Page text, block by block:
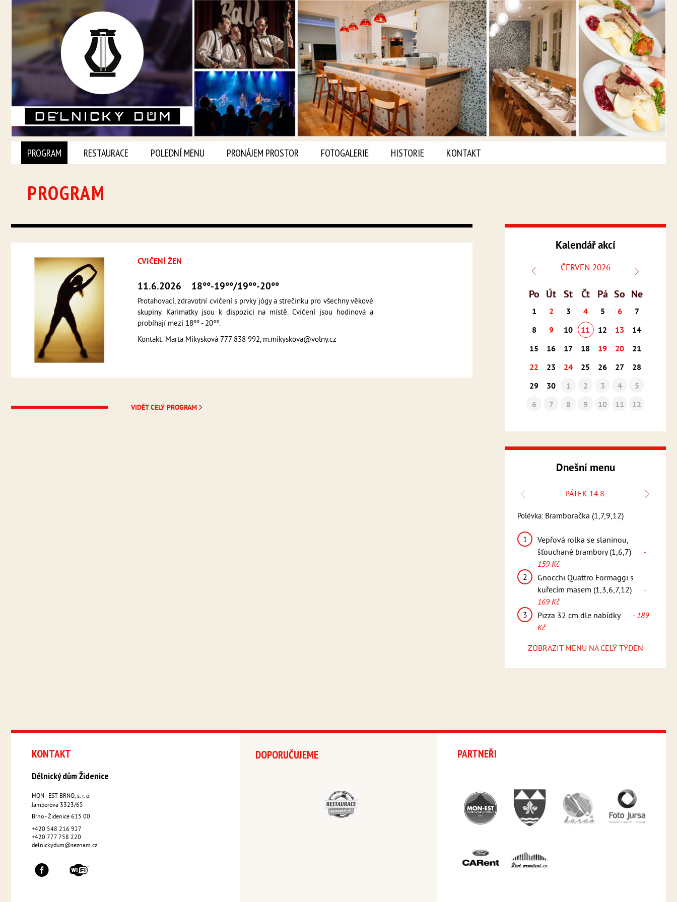
PROGRAM RESTAURACE POLEDNÍ MENU PRONÁJEM PROSTOR FOTOGALERIE HISTORIE KONTAKT
PROGRAM
CVIČENÍ ŽEN
11.6.2026 18°°-19°°/19°°-20°°
Protahovací, zdravotní cvičení s prvky jógy a strečinku pro všechny věkové
skupiny. Karimatky jsou k dispozici na místě. Cvičení jsou hodinová a
probíhají mezi 18°° - 20°°.
Kontakt: Marta Mikysková 777 838 992, m.mikyskova@volny.cz
VIDĚT CELÝ PROGRAM
Kalendář akcí
ČERVEN 2026
Po Út St Čt Pá So Ne
1 2 3 4 5 6
7
8
9 10 11 12 13
14
15
16 17 18 19 20
21
22
23 24 25 26 27
28
29
30 1 2 3 4
5
6
7 8 9 10 11 12
Dnešní menu
PÁTEK 14.8.
Polévka: Bramboračka (1,7,9,12)
1
Vepřová rolka se slaninou,
šťouchané brambory (1,6,7)
-
159 Kč
2
Gnocchi Quattro Formaggi s
kuřecím masem (1,3,6,7,12)
-
169 Kč
3
Pizza 32 cm dle nabídky
- 189
Kč
ZOBRAZIT MENU NA CELÝ TÝDEN
KONTAKT
Dělnický dům Židenice
MON - EST BRNO, s. r. o.
Jamborova 3323/65
Brno - Židenice 615 00
+420 548 216 927
+420 777 758 220
delnickydum@seznam.cz
DOPORUČUJEME PARTNEŘI